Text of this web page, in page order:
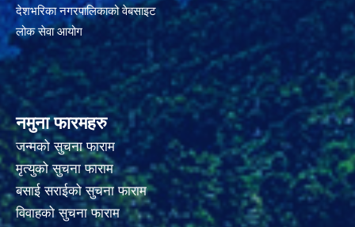
देशभरिका नगरपालिकाको वेबसाइट
लोक सेवा आयोग
नमुना फारमहरु
जन्मको सुचना फाराम
मृत्युको सुचना फाराम
बसाई सराईको सुचना फाराम
विवाहको सुचना फाराम